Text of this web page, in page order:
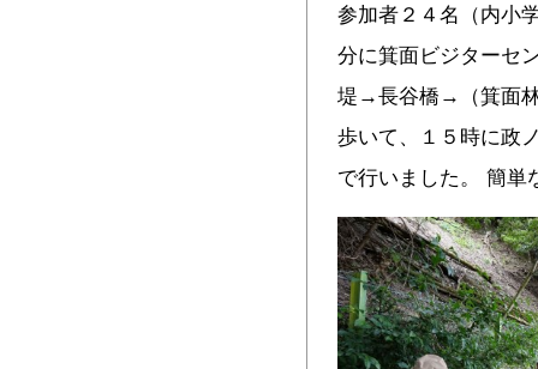
参加者２４名（内小
分に箕面ビジターセ
堤→長谷橋→（箕面
歩いて、１５時に政
で行いました。 簡単